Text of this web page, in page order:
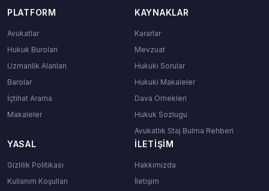
PLATFORM
Avukatlar
Hukuk Burolari
Uzmanlik Alanlari
Barolar
İçtihat Arama
Makaleler
KAYNAKLAR
Kararlar
Mevzuat
Hukuki Sorular
Hukuki Makaleler
Dava Ornekleri
Hukuk Sozlugu
Avukatlık Staj Bulma Rehberi
YASAL
Gizlilik Politikası
Kullanım Koşulları
İLETIŞIM
Hakkımızda
İletişim